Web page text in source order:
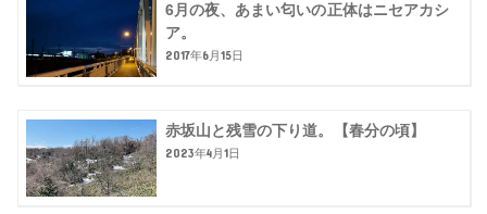
6月の夜、あまい匂いの正体はニセアカシ
ア。
2017年6月15日
赤坂山と残雪の下り道。【春分の頃】
2023年4月1日